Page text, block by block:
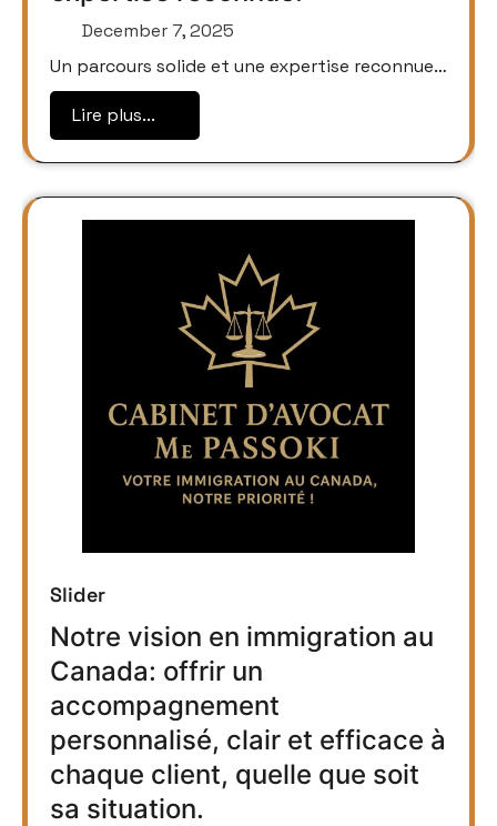
December 7, 2025
Un parcours solide et une expertise reconnue…
Lire plus...
Slider
Notre vision en immigration au
Canada: offrir un
accompagnement
personnalisé, clair et efficace à
chaque client, quelle que soit
sa situation.